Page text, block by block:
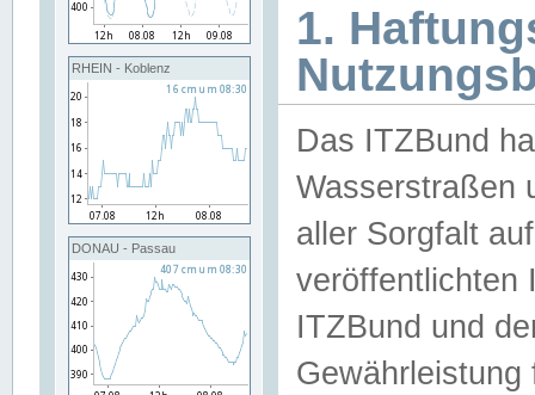
RHEIN - Koblenz
DONAU - Passau
1.
Das ITZBund
Wasserstraßen
aller Sorgfalt
veröffentlichten
ITZBund und